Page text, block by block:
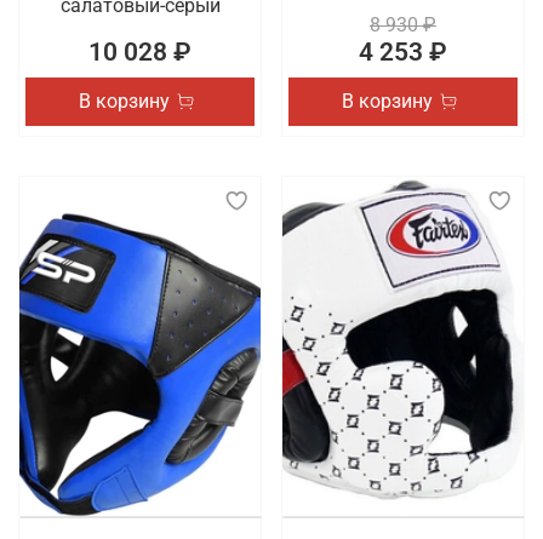
салатовый-серый
10 028 ₽
В корзину
8 930 ₽
4 253 ₽
В корзину